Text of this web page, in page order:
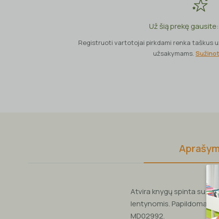
Už šią prekę gausite:
Registruoti vartotojai pirkdami renka taškus
užsakymams.
Atvira knygų spinta su 3
lentynomis. Papildomai
MD02992.